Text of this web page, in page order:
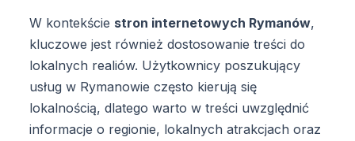
W kontekście stron internetowych Rymanów,
kluczowe jest również dostosowanie treści do
lokalnych realiów. Użytkownicy poszukujący
usług w Rymanowie często kierują się
lokalnością, dlatego warto w treści uwzględnić
informacje o regionie, lokalnych atrakcjach oraz